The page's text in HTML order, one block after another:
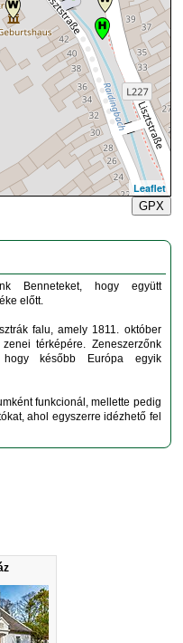
Leaflet
GPX
Benneteket, hogy együtt
előtt.
falu, amely 1811. október
térképére. Zeneszerzőnk
később Európa egyik
funkcionál, mellette pedig
ahol egyszerre idézhető fel